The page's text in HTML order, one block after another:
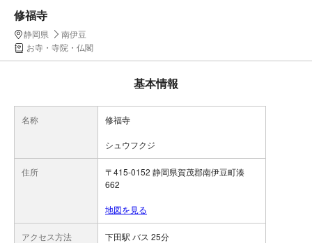
修福寺
静岡県
南伊豆
お寺・寺院・仏閣
基本情報
名称 修福寺
シュウフクジ
住所
〒415-0152 静岡県賀茂郡南伊豆町湊
662
地図を見る
アクセス方法 下田駅 バス 25分